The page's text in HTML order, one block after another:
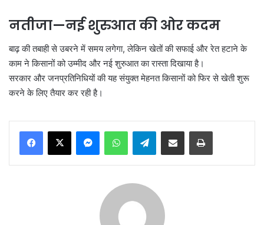
नतीजा—नई शुरुआत की ओर कदम
बाढ़ की तबाही से उबरने में समय लगेगा, लेकिन खेतों की सफाई और रेत हटाने के
काम ने किसानों को उम्मीद और नई शुरुआत का रास्ता दिखाया है।
सरकार और जनप्रतिनिधियों की यह संयुक्त मेहनत किसानों को फिर से खेती शुरू
करने के लिए तैयार कर रही है।
MessengerWhatsAppTelegramShare via Email Print